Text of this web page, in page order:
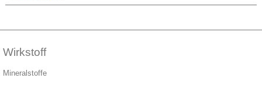
Wirkstoff
Mineralstoffe